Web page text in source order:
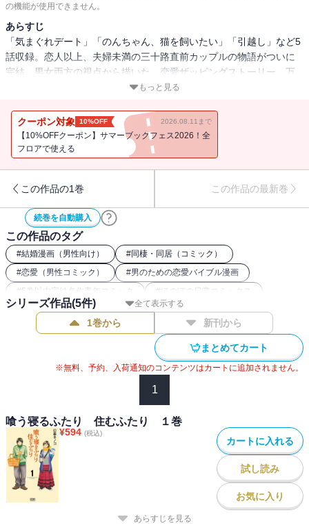
の機能が使用できません。
あらすじ
「気まぐれデート」「のんちゃん、猫を飼いたい」「引越し」など5
話収録。恋人以上、夫婦未満の三十路直前カップルの物語がついに
完結。男女両方の視点から描いた、恋愛ザッピングストーリー、万
もっと見る
クーポン対象 10%OFF 2026.08.11まで
【10%OFFクーポン】サマーブックフェス2026！全
フロアで使える
この作品の1巻 この作品の最新巻
続巻を自動購入
この作品のタグ
#結婚漫画（男性向け） #同棲・同居（コミック）
#恋愛（男性コミック） #男のための恋愛バイブル漫画
#5巻以内完結名作青年コミック # ほのぼの日常コミックス
#女の日常コミック #男の日常コミック
全て表示する
シリーズ作品(5件)
1巻から 新刊から
まとめてカート
※無料、予約、入荷通知のコンテンツはカートに追加されません。
1
喰う寝るふたり 住むふたり １巻
¥594 (税込)
カートに入れる
試し読み
お気に入り
あらすじを見る